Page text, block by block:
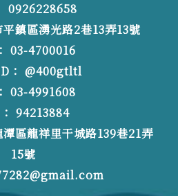
@400gtltl
03-4700016
0926228658
03-4991608
94213884
區龍祥里干城路139巷21弄
15號
鎮區湧光路2巷13弄13號